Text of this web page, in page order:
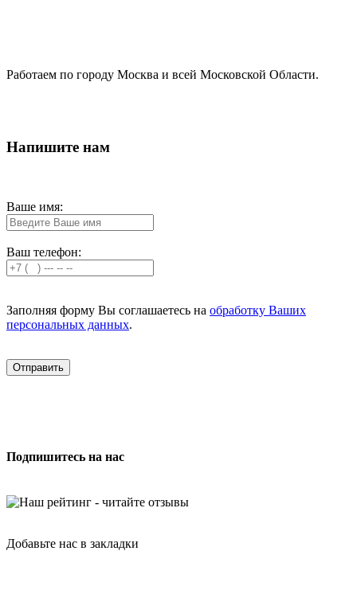
Работаем по городу Москва и всей Московской Области.
Напишите нам
Ваше имя:
Ваш телефон:
Заполняя форму Вы соглашаетесь на обработку Ваших
персональных данных.
Отправить
Подпишитесь на нас
Добавьте нас в закладки